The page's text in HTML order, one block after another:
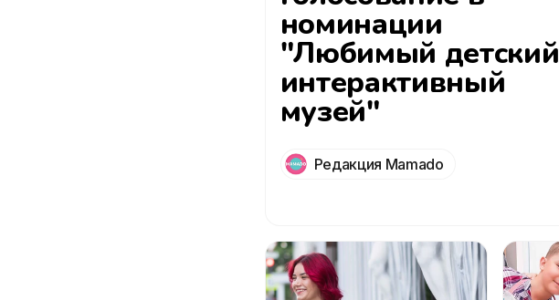
номинации
"Любимый детский
интерактивный
музей"
Редакция Mamado